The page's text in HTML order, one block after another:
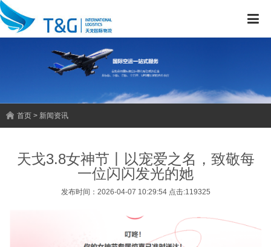
首页 > 新闻资讯
天戈3.8女神节丨以宠爱之名，致敬每
一位闪闪发光的她
发布时间：2026-04-07 10:29:54 点击:119325